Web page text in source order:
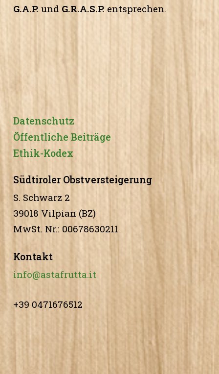
G.A.P. und G.R.A.S.P. entsprechen.
Datenschutz
Öffentliche Beiträge
Ethik-Kodex
Südtiroler Obstversteigerung
S. Schwarz 2
39018 Vilpian (BZ)
MwSt. Nr.: 00678630211
Kontakt
info@astafrutta.it
+39 0471676512